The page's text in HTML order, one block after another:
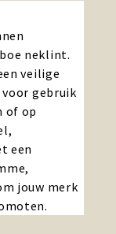
neklint.
veilige
gebruik
of op
een
jouw merk